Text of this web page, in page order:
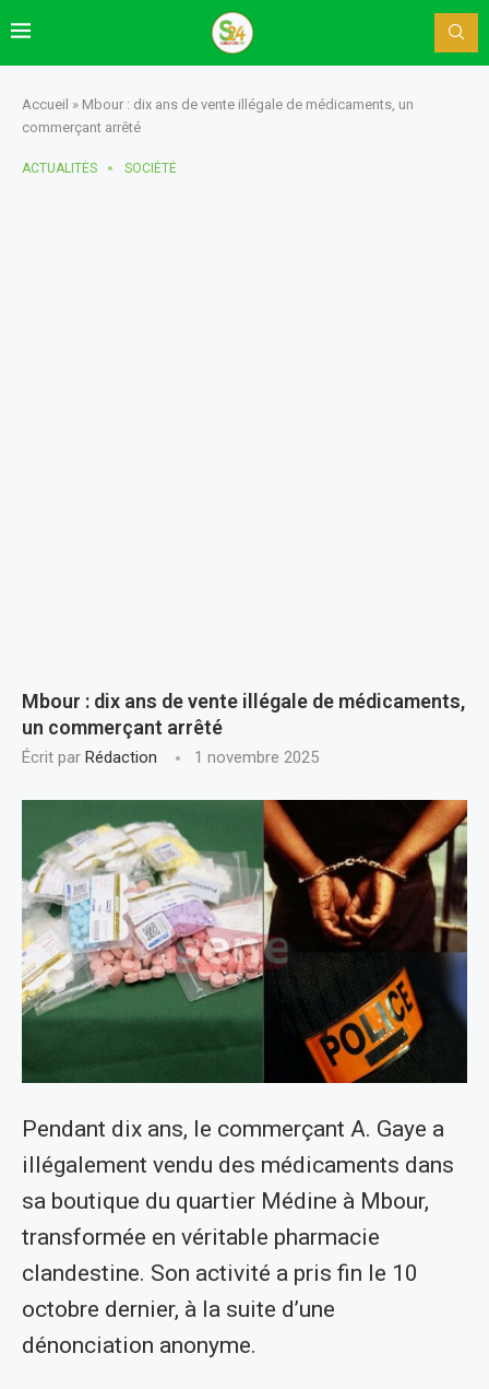
Accueil » Mbour : dix ans de vente illégale de médicaments, un
commerçant arrêté
ACTUALITÈS SOCIÉTÉ
Mbour : dix ans de vente illégale de médicaments,
un commerçant arrêté
Écrit par Rédaction 1 novembre 2025
Pendant dix ans, le commerçant A. Gaye a
illégalement vendu des médicaments dans
sa boutique du quartier Médine à Mbour,
transformée en véritable pharmacie
clandestine. Son activité a pris fin le 10
octobre dernier, à la suite d’une
dénonciation anonyme.